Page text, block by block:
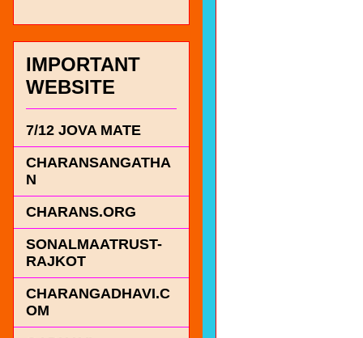
IMPORTANT
WEBSITE
7/12 JOVA MATE
CHARANSANGATHA
N
CHARANS.ORG
SONALMAATRUST-
RAJKOT
CHARANGADHAVI.C
OM